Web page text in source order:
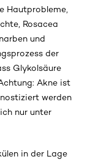
Hautprobleme,
Rosacea
und
der
Glykolsäure
Akne ist
werden
nur unter
in der Lage